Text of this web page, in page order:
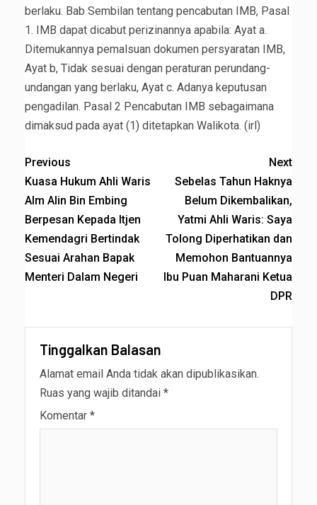
berlaku. Bab Sembilan tentang pencabutan IMB, Pasal
1. IMB dapat dicabut perizinannya apabila: Ayat a.
Ditemukannya pemalsuan dokumen persyaratan IMB,
Ayat b, Tidak sesuai dengan peraturan perundang-
undangan yang berlaku, Ayat c. Adanya keputusan
pengadilan. Pasal 2 Pencabutan IMB sebagaimana
dimaksud pada ayat (1) ditetapkan Walikota. (irl)
Previous
Kuasa Hukum Ahli Waris
Alm Alin Bin Embing
Berpesan Kepada Itjen
Kemendagri Bertindak
Sesuai Arahan Bapak
Menteri Dalam Negeri
Next
Sebelas Tahun Haknya
Belum Dikembalikan,
Yatmi Ahli Waris: Saya
Tolong Diperhatikan dan
Memohon Bantuannya
Ibu Puan Maharani Ketua
DPR
Tinggalkan Balasan
Alamat email Anda tidak akan dipublikasikan.
Ruas yang wajib ditandai *
Komentar *